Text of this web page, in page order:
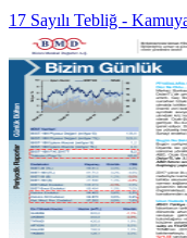
17 Sayılı Tebliğ -